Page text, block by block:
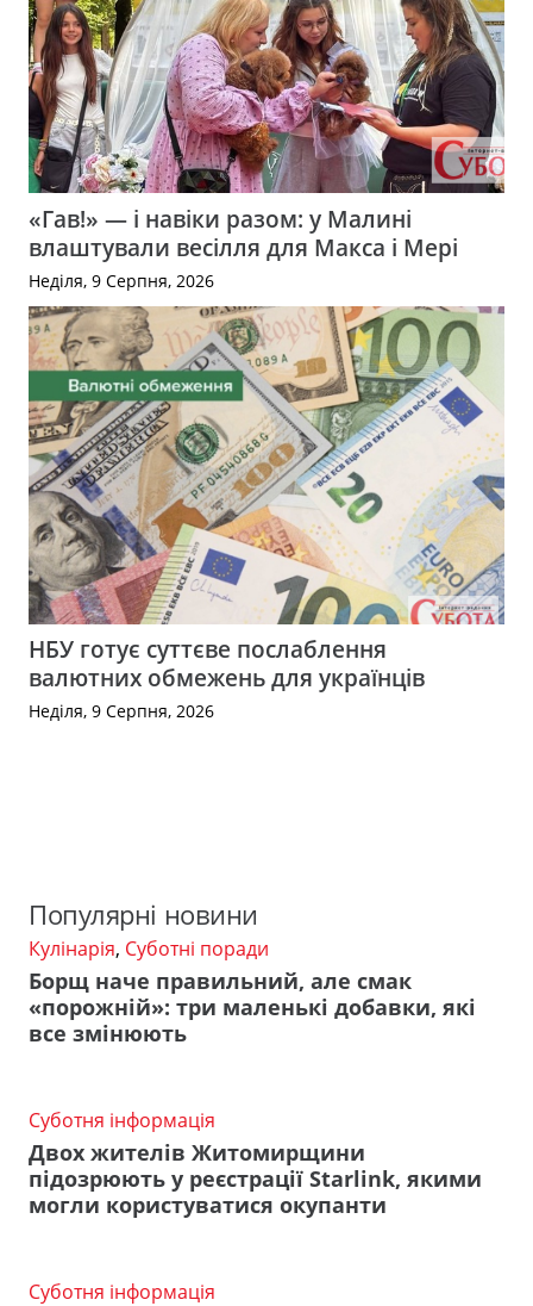
«Гав!» — і навіки разом: у Малині
влаштували весілля для Макса і Мері
Неділя, 9 Серпня, 2026
НБУ готує суттєве послаблення
валютних обмежень для українців
Неділя, 9 Серпня, 2026
Популярні новини
Кулінарія, Суботні поради
Борщ наче правильний, але смак
«порожній»: три маленькі добавки, які
все змінюють
Суботня інформація
Двох жителів Житомирщини
підозрюють у реєстрації Starlink, якими
могли користуватися окупанти
Суботня інформація